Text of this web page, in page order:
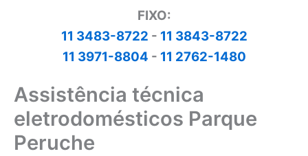
FIXO:
11 3483-8722 - 11 3843-8722
11 3971-8804 - 11 2762-1480
Assistência técnica
eletrodomésticos Parque
Peruche